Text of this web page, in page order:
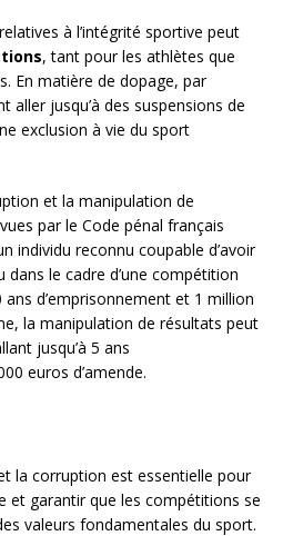
à l’intégrité sportive peut
, tant pour les athlètes que
En matière de dopage, par
aller jusqu’à des suspensions de
exclusion à vie du sport
et la manipulation de
par le Code pénal français
individu reconnu coupable d’avoir
le cadre d’une compétition
d’emprisonnement et 1 million
la manipulation de résultats peut
jusqu’à 5 ans
euros d’amende.
la corruption est essentielle pour
et garantir que les compétitions se
valeurs fondamentales du sport.